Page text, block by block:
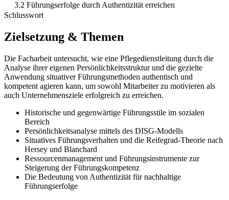
3.2 Führungserfolge durch Authentizität erreichen
Schlusswort
Zielsetzung & Themen
Die Facharbeit untersucht, wie eine Pflegedienstleitung durch die
Analyse ihrer eigenen Persönlichkeitsstruktur und die gezielte
Anwendung situativer Führungsmethoden authentisch und
kompetent agieren kann, um sowohl Mitarbeiter zu motivieren als
auch Unternehmensziele erfolgreich zu erreichen.
Historische und gegenwärtige Führungsstile im sozialen
Bereich
Persönlichkeitsanalyse mittels des DISG-Modells
Situatives Führungsverhalten und die Reifegrad-Theorie nach
Hersey und Blanchard
Ressourcenmanagement und Führungsinstrumente zur
Steigerung der Führungskompetenz
Die Bedeutung von Authentizität für nachhaltige
Führungserfolge